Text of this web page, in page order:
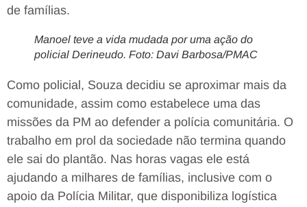
de famílias.
Manoel teve a vida mudada por uma ação do
policial Derineudo. Foto: Davi Barbosa/PMAC
Como policial, Souza decidiu se aproximar mais da
comunidade, assim como estabelece uma das
missões da PM ao defender a polícia comunitária. O
trabalho em prol da sociedade não termina quando
ele sai do plantão. Nas horas vagas ele está
ajudando a milhares de famílias, inclusive com o
apoio da Polícia Militar, que disponibiliza logística